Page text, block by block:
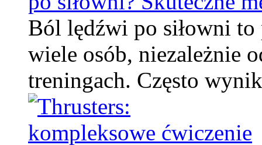
Ból lędźwi po siłowni
wiele osób, niezależnie
treningach. Często